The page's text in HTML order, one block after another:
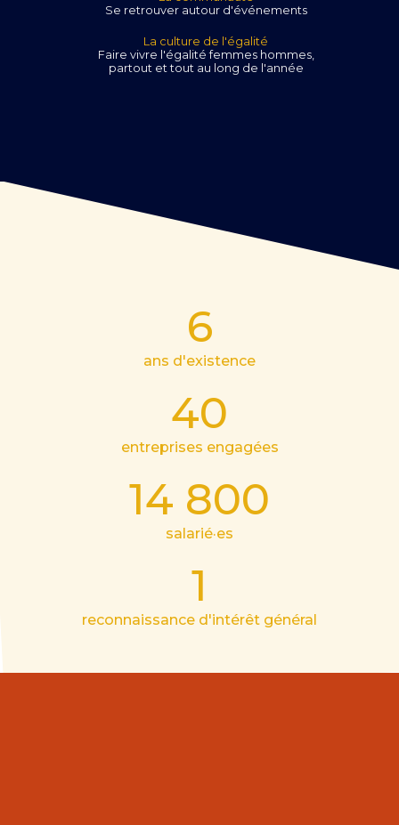
Se retrouver autour d'événements
La culture de l'égalité
Faire vivre l'égalité femmes hommes,
partout et tout au long de l'année
6
ans d'existence
40
entreprises engagées
14 800
salarié·es
1
reconnaissance d'intérêt général